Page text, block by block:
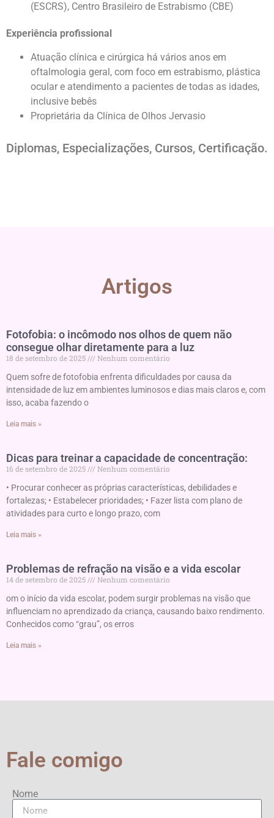
(ESCRS), Centro Brasileiro de Estrabismo (CBE)
Experiência profissional
Atuação clínica e cirúrgica há vários anos em
oftalmologia geral, com foco em estrabismo, plástica
ocular e atendimento a pacientes de todas as idades,
inclusive bebês
Proprietária da Clínica de Olhos Jervasio
Diplomas, Especializações, Cursos, Certificação.
Artigos
Fotofobia: o incômodo nos olhos de quem não
consegue olhar diretamente para a luz
18 de setembro de 2025
Nenhum comentário
Quem sofre de fotofobia enfrenta dificuldades por causa da
intensidade de luz em ambientes luminosos e dias mais claros e, com
isso, acaba fazendo o
Leia mais »
Dicas para treinar a capacidade de concentração:
16 de setembro de 2025
Nenhum comentário
• Procurar conhecer as próprias características, debilidades e
fortalezas; • Estabelecer prioridades; • Fazer lista com plano de
atividades para curto e longo prazo, com
Leia mais »
Problemas de refração na visão e a vida escolar
14 de setembro de 2025
Nenhum comentário
om o início da vida escolar, podem surgir problemas na visão que
influenciam no aprendizado da criança, causando baixo rendimento.
Conhecidos como “grau”, os erros
Leia mais »
Fale comigo
Nome